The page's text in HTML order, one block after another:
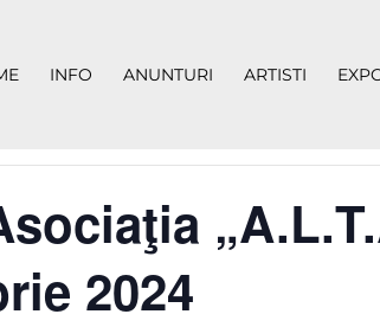
INFO ANUNTURI ARTISTI
2024